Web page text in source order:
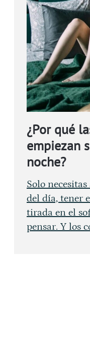
¿Por qué
empiezan
noche?
Solo
del día, tener
tirada en el
pensar. Y los